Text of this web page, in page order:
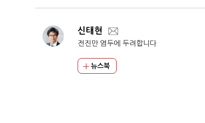
신태현
전진만 염두에 두려합니다
뉴스북